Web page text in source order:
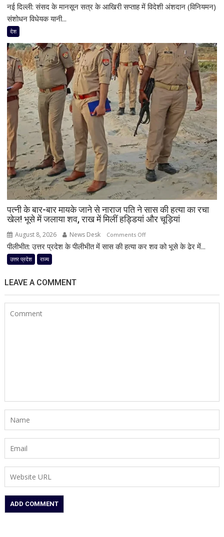
FCRA
में
घमासान
तय!
कांग्रेस
ने
जारी
किया
3-
लाइन
व्हिप,
10
से
12
सांसदों
मौजूदगी
अनिवार्य
नई दिल्ली: संसद के मानसून सत्र के आखिरी सप्ताह में विदेशी अंशदान (विनियमन)
संशोधन विधेयक यानी...
देश
पत्नी के बार-बार मायके जाने से नाराज पति ने सास की हत्या का रचा
खेल! भूसे में जलाया शव, राख में मिलीं हड्डियां और चूड़ियां
August 8, 2026 News Desk Comments Offon
पत्नी
खेल!
में
राख
मिलीं
पीलीभीत: उत्तर प्रदेश के पीलीभीत में सास की हत्या कर शव को भूसे के ढेर में...
उत्तर प्रदेश राज्य
LEAVE A COMMENT